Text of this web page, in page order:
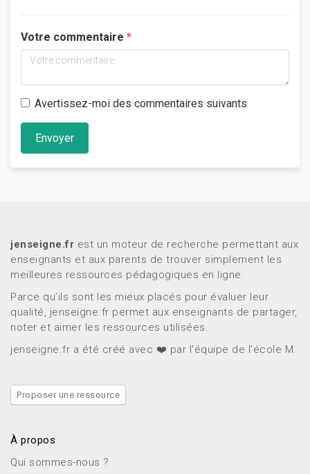
Votre commentaire
Avertissez-moi des commentaires suivants
Envoyer
jenseigne.fr est un moteur de recherche permettant aux
enseignants et aux parents de trouver simplement les
meilleures ressources pédagogiques en ligne.
Parce qu’ils sont les mieux placés pour évaluer leur
qualité, jenseigne.fr permet aux enseignants de partager,
noter et aimer les ressources utilisées.
jenseigne.fr a été créé avec ❤️ par l'équipe de l'école M.
Proposer une ressource
À propos
Qui sommes-nous ?